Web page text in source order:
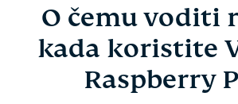
O čemu voditi
kada koristite
Raspberry